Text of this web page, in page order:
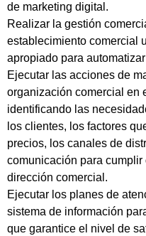
de marketing digital.
Realizar la gestión
establecimiento comercial
apropiado para
Ejecutar las acciones de
organización comercial en
identificando las
los clientes, los factores
precios, los canales de
comunicación para
dirección comercial.
Ejecutar los planes de
sistema de información
que garantice el nivel de